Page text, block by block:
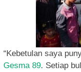
“Kebetulan saya
Gesma 89. Setiap